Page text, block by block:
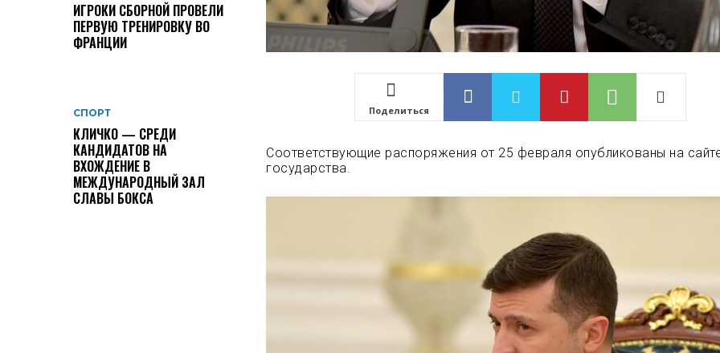
ИГРОКИ СБОРНОЙ ПРОВЕЛИ
ПЕРВУЮ ТРЕНИРОВКУ ВО
ФРАНЦИИ
СПОРТ
КЛИЧКО — СРЕДИ
КАНДИДАТОВ НА
ВХОЖДЕНИЕ В
МЕЖДУНАРОДНЫЙ ЗАЛ
СЛАВЫ БОКСА
Поделиться
Соответствующие распоряжения от 25 февраля опубликованы на
государства.